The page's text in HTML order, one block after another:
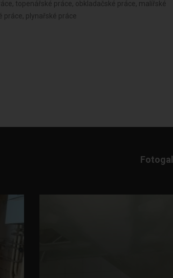
topenářské práce, obkladačské práce, malířské
práce, plynařské práce